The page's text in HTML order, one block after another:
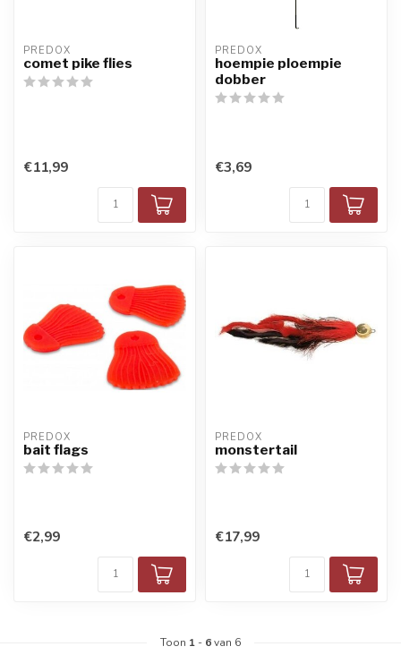
PREDOX
comet pike flies
€11,99
PREDOX
hoempie ploempie
dobber
€3,69
PREDOX
bait flags
€2,99
PREDOX
monstertail
€17,99
Toon 1 - 6van 6